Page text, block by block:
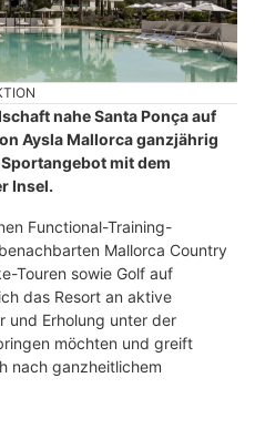
nahe Santa Ponça auf
Aysla Mallorca ganzjährig
mit dem
Insel.
Functional-Training-
Mallorca Country
Touren sowie Golf auf
das Resort an aktive
und Erholung unter der
möchten und greift
nach ganzheitlichem